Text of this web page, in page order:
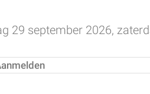
29 september 2026,